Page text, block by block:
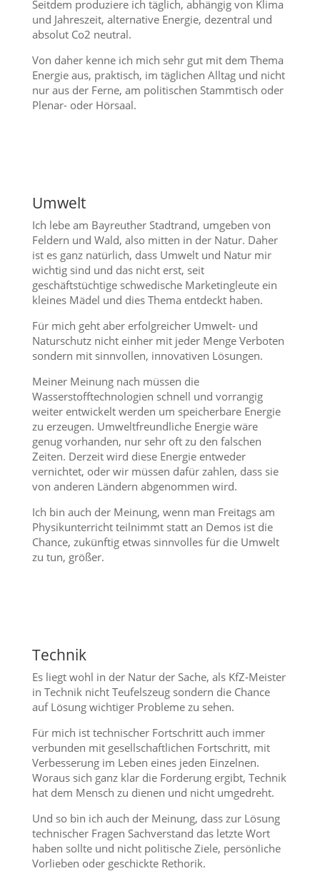
Seitdem produziere ich täglich, abhängig von Klima
und Jahreszeit, alternative Energie, dezentral und
absolut Co2 neutral.
Von daher kenne ich mich sehr gut mit dem Thema
Energie aus, praktisch, im täglichen Alltag und nicht
nur aus der Ferne, am politischen Stammtisch oder
Plenar- oder Hörsaal.
Umwelt
Ich lebe am Bayreuther Stadtrand, umgeben von
Feldern und Wald, also mitten in der Natur. Daher
ist es ganz natürlich, dass Umwelt und Natur mir
wichtig sind und das nicht erst, seit
geschäftstüchtige schwedische Marketingleute ein
kleines Mädel und dies Thema entdeckt haben.
Für mich geht aber erfolgreicher Umwelt- und
Naturschutz nicht einher mit jeder Menge Verboten
sondern mit sinnvollen, innovativen Lösungen.
Meiner Meinung nach müssen die
Wasserstofftechnologien schnell und vorrangig
weiter entwickelt werden um speicherbare Energie
zu erzeugen. Umweltfreundliche Energie wäre
genug vorhanden, nur sehr oft zu den falschen
Zeiten. Derzeit wird diese Energie entweder
vernichtet, oder wir müssen dafür zahlen, dass sie
von anderen Ländern abgenommen wird.
Ich bin auch der Meinung, wenn man Freitags am
Physikunterricht teilnimmt statt an Demos ist die
Chance, zukünftig etwas sinnvolles für die Umwelt
zu tun, größer.
Technik
Es liegt wohl in der Natur der Sache, als KfZ-Meister
in Technik nicht Teufelszeug sondern die Chance
auf Lösung wichtiger Probleme zu sehen.
Für mich ist technischer Fortschritt auch immer
verbunden mit gesellschaftlichen Fortschritt, mit
Verbesserung im Leben eines jeden Einzelnen.
Woraus sich ganz klar die Forderung ergibt, Technik
hat dem Mensch zu dienen und nicht umgedreht.
Und so bin ich auch der Meinung, dass zur Lösung
technischer Fragen Sachverstand das letzte Wort
haben sollte und nicht politische Ziele, persönliche
Vorlieben oder geschickte Rethorik.